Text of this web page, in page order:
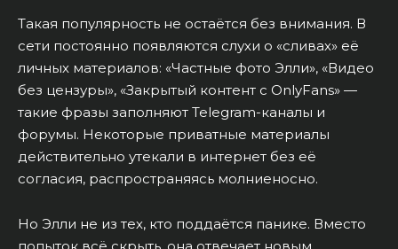
Такая популярность не остаётся без внимания. В
сети постоянно появляются слухи о «сливах» её
личных материалов: «Частные фото Элли», «Видео
без цензуры», «Закрытый контент с OnlyFans» —
такие фразы заполняют Telegram-каналы и
форумы. Некоторые приватные материалы
действительно утекали в интернет без её
согласия, распространяясь молниеносно.
Но Элли не из тех, кто поддаётся панике. Вместо